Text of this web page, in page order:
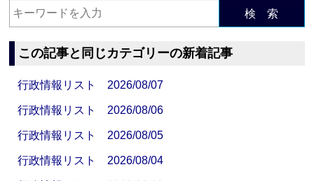
検 索
この記事と同じカテゴリーの新着記事
行政情報リスト 2026/08/07
行政情報リスト 2026/08/06
行政情報リスト 2026/08/05
行政情報リスト 2026/08/04